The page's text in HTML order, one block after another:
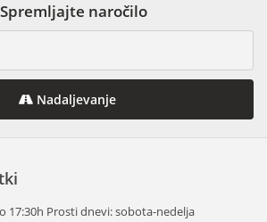
Spremljajte naročilo
Nadaljevanje
17:30h Prosti dnevi: sobota-nedelja